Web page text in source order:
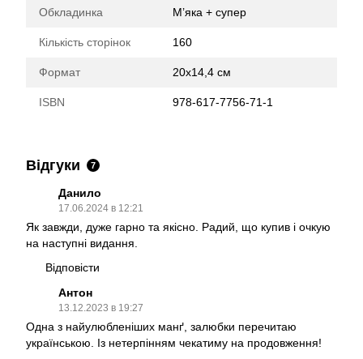
Обкладинка М’яка + супер
Кількість сторінок 160
Формат 20х14,4 см
ISBN 978-617-7756-71-1
Відгуки 7
Данило
17.06.2024 в 12:21
Як завжди, дуже гарно та якісно. Радий, що купив і очкую
на наступні видання.
Відповісти
Антон
13.12.2023 в 19:27
Одна з найулюбленіших манґ, залюбки перечитаю
українською. Із нетерпінням чекатиму на продовження!